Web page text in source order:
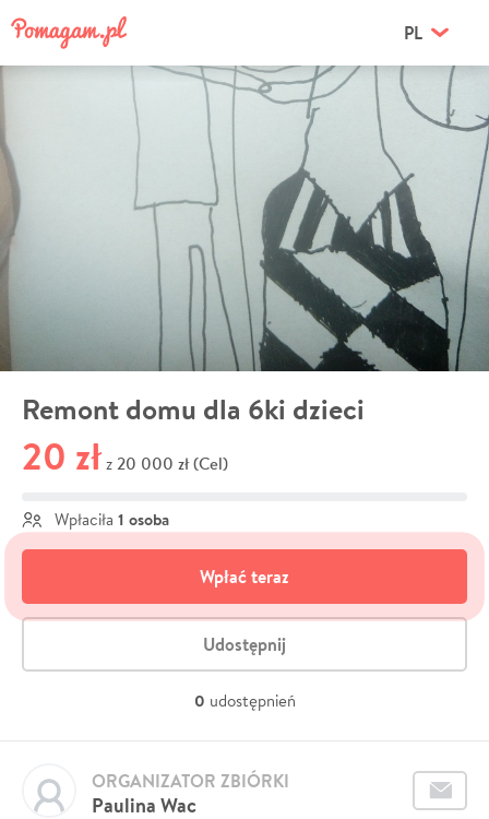
PL
Remont domu dla 6ki dzieci
20 zł z 20 000 zł (Cel)
Wpłaciła 1 osoba
Wpłać teraz
Udostępnij
0 udostępnień
Paulina Wac
ORGANIZATOR ZBIÓRKI